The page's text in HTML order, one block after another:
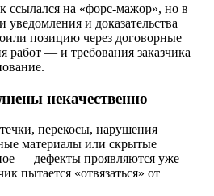
ссылался на «форс-мажор», но в
уведомления и доказательства
позицию через договорные
работ — и требования заказчика
некачественно
перекосы, нарушения
материалы или скрытые
— дефекты проявляются уже
пытается «отвязаться» от